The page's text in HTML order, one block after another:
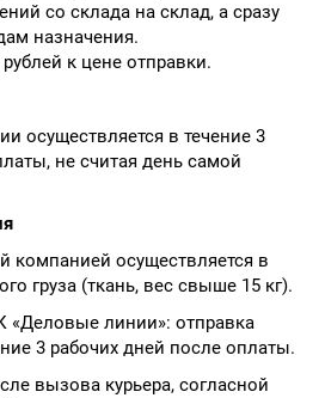
со склада на склад, а сразу
назначения.
к цене отправки.
осуществляется в течение 3
не считая день самой
компанией осуществляется в
груза (ткань, вес свыше 15 кг).
«Деловые линии»: отправка
3 рабочих дней после оплаты.
вызова курьера, согласной